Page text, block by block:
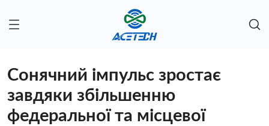
Сонячний імпульс зростає
завдяки збільшенню
федеральної та місцевої